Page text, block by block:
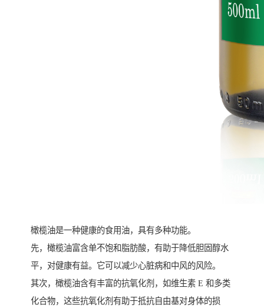
橄榄油是一种健康的食用油，具有多种功能。
先，橄榄油富含单不饱和脂肪酸，有助于降低胆固醇水
平，对健康有益。它可以减少心脏病和中风的风险。
其次，橄榄油含有丰富的抗氧化剂，如维生素 E 和多类
化合物，这些抗氧化剂有助于抵抗自由基对身体的损